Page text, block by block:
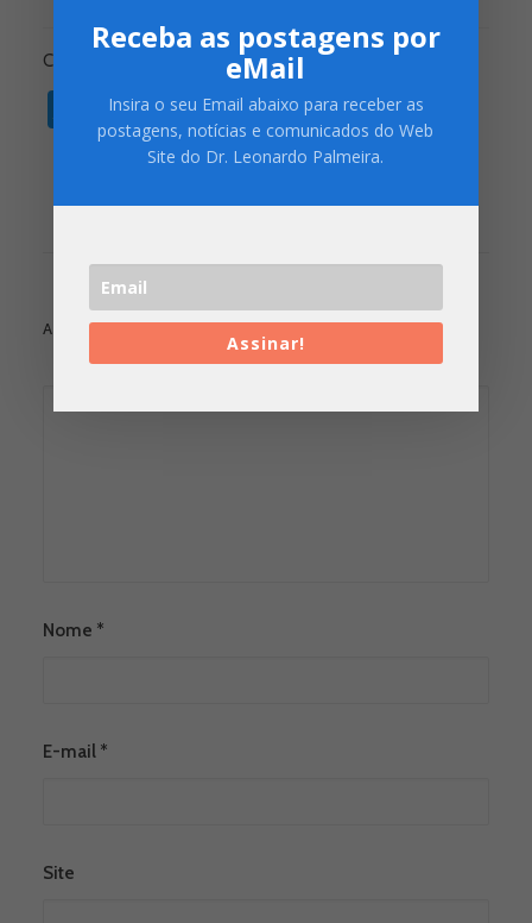
Compartilhe:
Twitter
Facebook
WhatsApp
Pocket
Copy
Link
Print
ADD COMMENT
Nome *
E-mail *
Site
Receba as postagens por
eMail
Insira o seu Email abaixo para receber as
postagens, notícias e comunicados do Web
Site do Dr. Leonardo Palmeira.
Assinar!